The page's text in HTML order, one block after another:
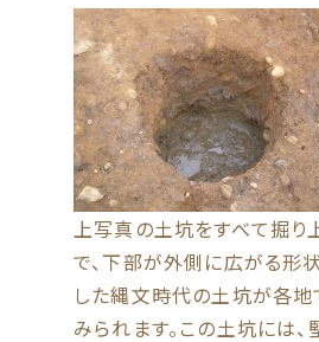
上写真の土坑をすべて掘り
で、下部が外側に広がる形
した縄文時代の土坑が各
みられます。この土坑には